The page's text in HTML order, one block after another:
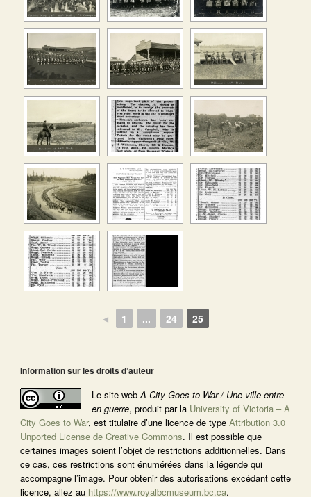
◄ 1 ... 24 25
Information sur les droits d’auteur
Le site webA City Goes to War / Une ville entre
en guerre, produit par la University of Victoria – A
City Goes to War, est titulaire d’une licence de type Attribution 3.0
Unported License de Creative Commons. Il est possible que
certaines images soient l’objet de restrictions additionnelles. Dans
ce cas, ces restrictions sont énumérées dans la légende qui
accompagne l’image. Pour obtenir des autorisations excédant cette
licence, allez au https://www.royalbcmuseum.bc.ca.